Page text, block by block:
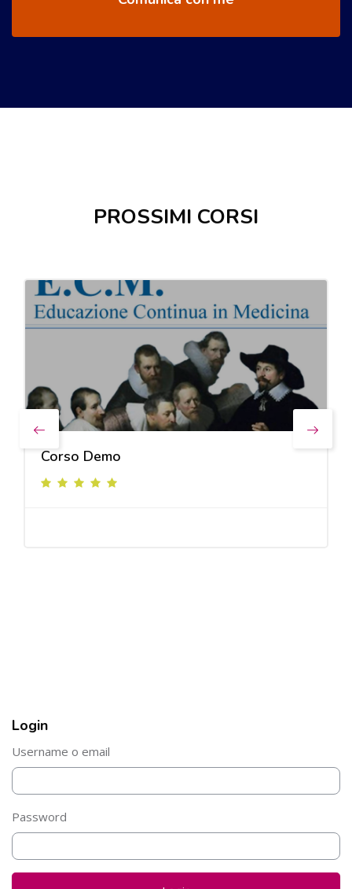
PROSSIMI CORSI
Corso Demo
Salta Login
Login
Username o email
Password